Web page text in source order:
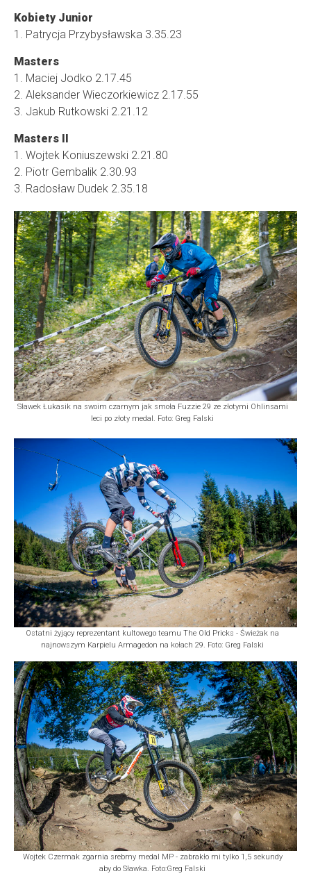
Kobiety Junior
1. Patrycja Przybysławska 3.35.23
Masters
1. Maciej Jodko 2.17.45
2. Aleksander Wieczorkiewicz 2.17.55
3. Jakub Rutkowski 2.21.12
Masters II
1. Wojtek Koniuszewski 2.21.80
2. Piotr Gembalik 2.30.93
3. Radosław Dudek 2.35.18
Sławek Łukasik na swoim czarnym jak smoła Fuzzie 29 ze złotymi Ohlinsami
leci po złoty medal. Foto: Greg Falski
Ostatni żyjący reprezentant kultowego teamu The Old Pricks - Świeżak na
najnowszym Karpielu Armagedon na kołach 29. Foto: Greg Falski
Wojtek Czermak zgarnia srebrny medal MP - zabrakło mi tylko 1,5 sekundy
aby do Sławka. Foto:Greg Falski